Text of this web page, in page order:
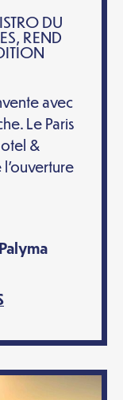
DU
REND
avec
Le Paris
&
Palyma